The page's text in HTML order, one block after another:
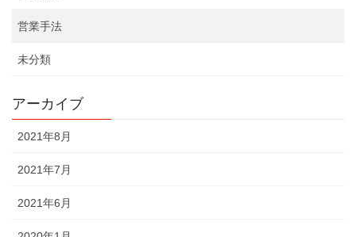
営業手法
未分類
アーカイブ
2021年8月
2021年7月
2021年6月